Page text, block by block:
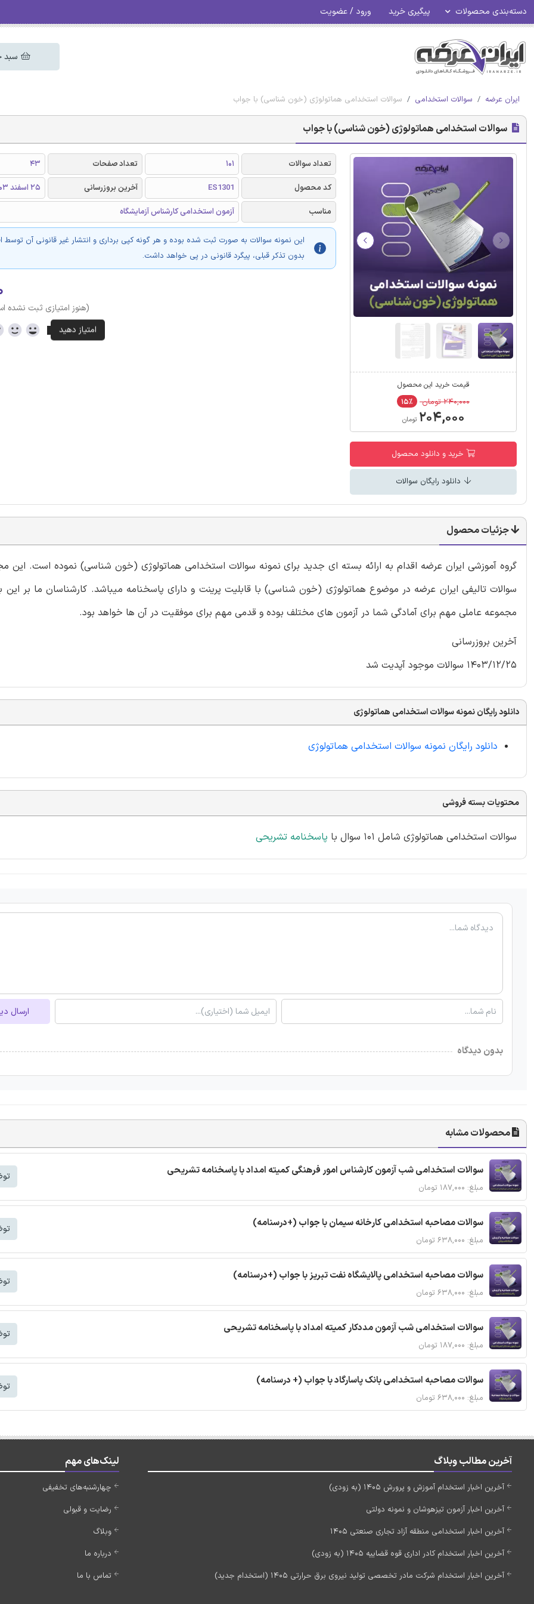
دسته‌بندی محصولات پیگیری خرید ورود / عضویت
سبد
ایران عرضه سوالات استخدامی سوالات استخدامی هماتولوژی (خون شناسی) با جواب
سوالات استخدامی هماتولوژی (خون شناسی) با جواب
قیمت خرید این محصول
۲۴۰,۰۰۰ تومان ۱۵٪
۲۰۴,۰۰۰ تومان
خرید و دانلود محصول
دانلود رایگان سوالات
تعداد سوالات 101 تعداد صفحات
43
کد محصول
ES1301 آخرین بروزرسانی
25 اسفند 1403
مناسب
آزمون استخدامی کارشناس آزمایشگاه
این نمونه سوالات به صورت ثبت شده بوده و هر گونه کپی برداری و انتشار غیر قانونی آن توسط
بدون تذکر قبلی، پیگرد قانونی در پی خواهد داشت.
(هنوز امتیازی ثبت نشده
جزئیات محصول
گروه آموزشی ایران عرضه اقدام به ارائه بسته ای جدید برای نمونه سوالات استخدامی هماتولوژی (خون شناسی) نموده است. این
سوالات تالیفی ایران عرضه در موضوع هماتولوژی (خون شناسی) با قابلیت پرینت و دارای پاسخنامه میباشد. کارشناسان ما بر این
مجموعه عاملی مهم برای آمادگی شما در آزمون های مختلف بوده و قدمی مهم برای موفقیت در آن ها خواهد بود.
آخرین بروزرسانی
1403/12/25 سوالات موجود آپدیت شد
دانلود رایگان نمونه سوالات استخدامی هماتولوژی
دانلود رایگان نمونه سوالات استخدامی هماتولوژی
محتویات بسته فروشی
سوالات استخدامی هماتولوژی شامل 101 سوال با پاسخنامه تشریحی
ارسال
بدون دیدگاه
محصولات مشابه
سوالات استخدامی شب آزمون کارشناس امور فرهنگی کمیته امداد با پاسخنامه تشریحی
مبلغ: ۱۸۷,۰۰۰ تومان
سوالات مصاحبه استخدامی کارخانه سیمان با جواب (+درسنامه)
مبلغ: ۶۳۸,۰۰۰ تومان
سوالات مصاحبه استخدامی پالایشگاه نفت تبریز با جواب (+درسنامه)
مبلغ: ۶۳۸,۰۰۰ تومان
سوالات استخدامی شب آزمون مددکار کمیته امداد با پاسخنامه تشریحی
مبلغ: ۱۸۷,۰۰۰ تومان
سوالات مصاحبه استخدامی بانک پاسارگاد با جواب (+ درسنامه)
مبلغ: ۶۳۸,۰۰۰ تومان
آخرین مطالب وبلاگ
آخرین اخبار استخدام آموزش و پرورش 1405 (به زودی)
آخرین اخبار آزمون تیزهوشان و نمونه دولتی
آخرین اخبار استخدامی منطقه آزاد تجاری صنعتی 1405
آخرین اخبار استخدام کادر اداری قوه قضاییه 1405 (به زودی)
آخرین اخبار استخدام شرکت مادر تخصصی تولید نیروی برق حرارتی 1405 (استخدام جدید)
لینک‌های مهم
چهارشنبه‌های تخفیفی
رضایت و قبولی
وبلاگ
درباره ما
تماس با ما